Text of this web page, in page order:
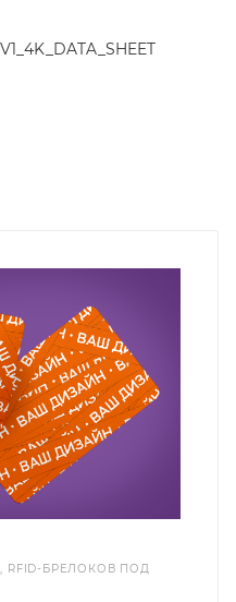
RFID-БРЕЛОКОВ ПОД